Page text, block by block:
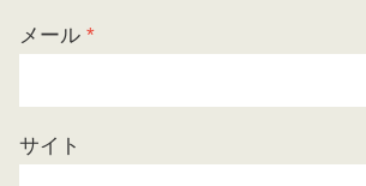
メール *
サイト